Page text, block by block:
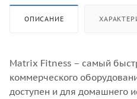
ОПИСАНИЕ
Matrix Fitness – самый
коммерческого
доступен и для домашнего